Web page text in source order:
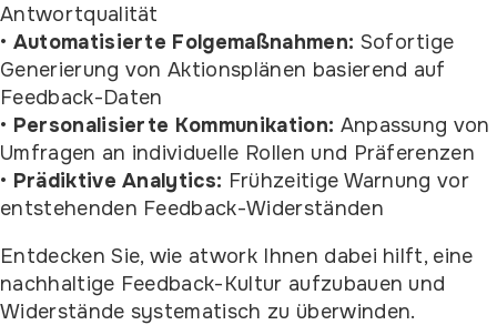
Antwortqualität
• Automatisierte Folgemaßnahmen: Sofortige
Generierung von Aktionsplänen basierend auf
Feedback-Daten
• Personalisierte Kommunikation: Anpassung von
Umfragen an individuelle Rollen und Präferenzen
• Prädiktive Analytics: Frühzeitige Warnung vor
entstehenden Feedback-Widerständen
Entdecken Sie, wie atwork Ihnen dabei hilft, eine
nachhaltige Feedback-Kultur aufzubauen und
Widerstände systematisch zu überwinden.